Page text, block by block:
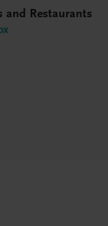
and Restaurants